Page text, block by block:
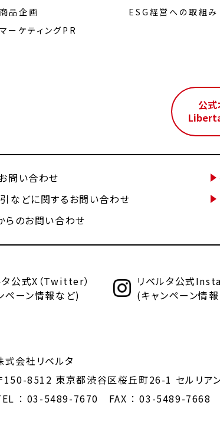
商品企画
マーケティングPR
ESG経営への取組み
公式
問い合わせ
などに関するお問い合わせ
らのお問い合わせ
タ公式X（Twitter）
ペーン情報など)
リベルタ公式
(キャンペーン情
式会社リベルタ
150-8512 東京都渋谷区桜丘町26-1 セルリア
： 03-5489-7670 FAX ： 03-5489-7668